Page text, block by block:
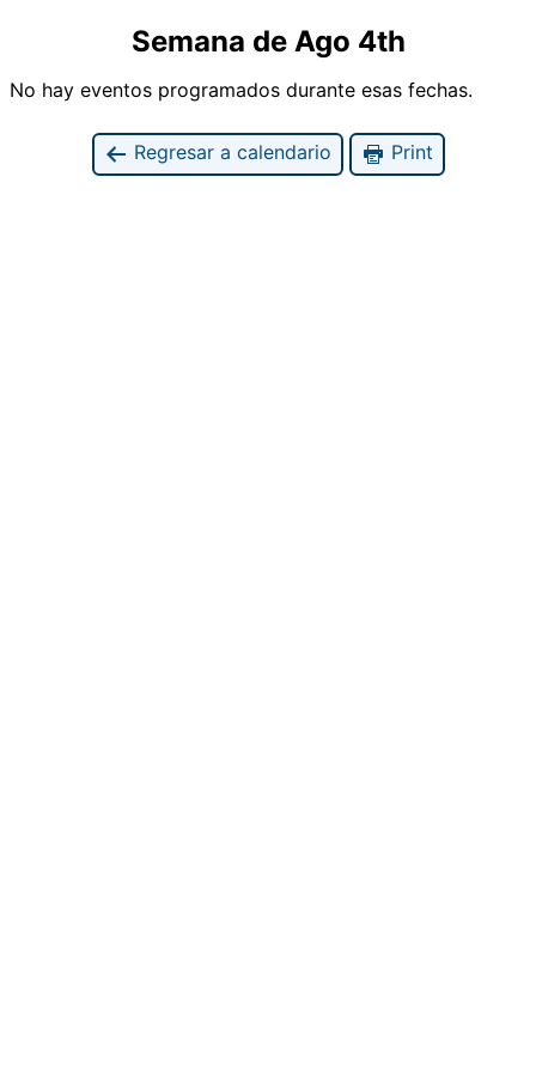
Semana de Ago 4th
No hay eventos programados durante esas fechas.
Regresar a calendario Print